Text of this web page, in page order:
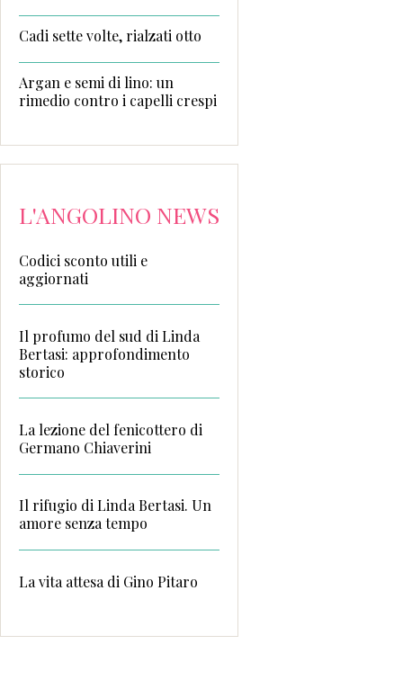
Cadi sette volte, rialzati otto
Argan e semi di lino: un
rimedio contro i capelli crespi
L'ANGOLINO NEWS
Codici sconto utili e
aggiornati
Il profumo del sud di Linda
Bertasi: approfondimento
storico
La lezione del fenicottero di
Germano Chiaverini
Il rifugio di Linda Bertasi. Un
amore senza tempo
La vita attesa di Gino Pitaro